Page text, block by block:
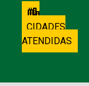
CIDADES
ATENDIDAS